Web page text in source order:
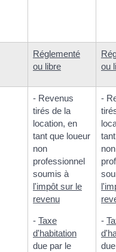
Réglementé
ou libre
ou
- Revenus
tirés de la
location, en
tant que loueur
non
professionnel
soumis à
l'impôt sur le
revenu
- Taxe
d'habitation
due par le
-
non
-